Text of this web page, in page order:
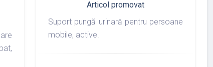
Articol promovat
Suport pungă urinară pentru persoane
mobile, active.